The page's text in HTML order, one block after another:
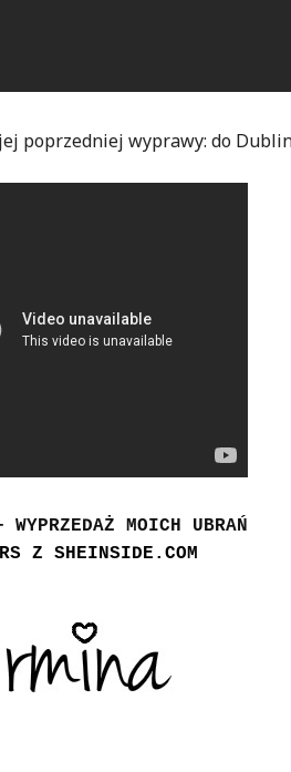
poprzedniej wyprawy: do
WYPRZEDAŻ MOICH UBRAŃ
Z SHEINSIDE.COM